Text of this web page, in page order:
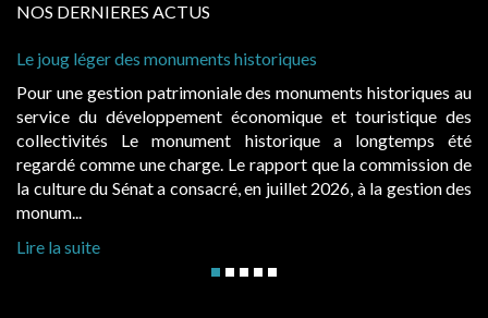
NOS DERNIERES ACTUS
Le joug léger des monuments historiques
Pour une gestion patrimoniale des monuments historiques au
service du développement économique et touristique des
collectivités Le monument historique a longtemps été
regardé comme une charge. Le rapport que la commission de
la culture du Sénat a consacré, en juillet 2026, à la gestion des
monum...
Lire la suite